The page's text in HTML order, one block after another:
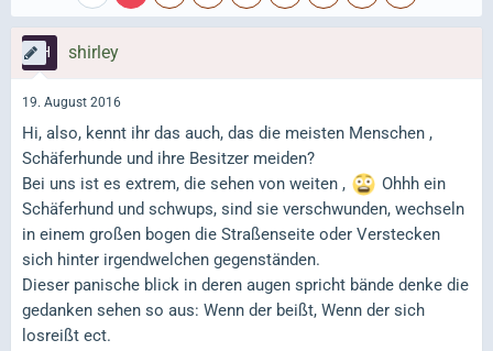
shirley
19. August 2016
Hi, also, kennt ihr das auch, das die meisten Menschen ,
Schäferhunde und ihre Besitzer meiden?
Bei uns ist es extrem, die sehen von weiten ,
Ohhh ein
Schäferhund und schwups, sind sie verschwunden, wechseln
in einem großen bogen die Straßenseite oder Verstecken
sich hinter irgendwelchen gegenständen.
Dieser panische blick in deren augen spricht bände denke die
gedanken sehen so aus: Wenn der beißt, Wenn der sich
losreißt ect.